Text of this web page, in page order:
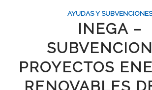
AYUDAS Y
INEGA –
PROYECTOS
RENOVABLES